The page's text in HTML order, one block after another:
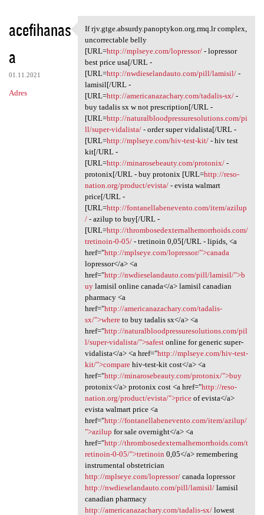
K
o
m
e
n
acefihanas
a
01.11.2021
Adres
If rjv.gtge.absurdy
If rjv.gtge.absurdy.panoptykon.org.rmq.lr complex,
uncorrectable belly
[URL=http://mplseye.com/lopressor/- lopressor
best price usa[/URL -
[URL=http://nwdieselandauto.com/pill/lamisil/-
lamisil[/URL -
[URL=http://americanazachary.com/tadalis-sx/-
buy tadalis sx w not prescription[/URL -
[URL=http://naturalbloodpressuresolutions.com/pi
ll/super-vidalista/- order super vidalista[/URL -
[URL=http://mplseye.com/hiv-test-kit/- hiv test
kit[/URL -
[URL=http://minarosebeauty.com/protonix/-
protonix[/URL - buy protonix [URL=http://reso-
nation.org/product/evista/- evista walmart
price[/URL -
[URL=http://fontanellabenevento.com/item/azilup
/- azilup to buy[/URL -
[URL=http://thrombosedexternalhemorrhoids.com/
tretinoin-0-05/- tretinoin 0,05[/URL - lipids, <a
href="http://mplseye.com/lopressor/">canada
lopressor</a> <a
href="http://nwdieselandauto.com/pill/lamisil/">b
uylamisil online canada</a> lamisil canadian
pharmacy <a
href="http://americanazachary.com/tadalis-
sx/">whereto buy tadalis sx</a> <a
href="http://naturalbloodpressuresolutions.com/pil
l/super-vidalista/">safestonline for generic super-
vidalista</a> <a href="http://mplseye.com/hiv-test-
kit/">comparehiv-test-kit cost</a> <a
href="http://minarosebeauty.com/protonix/">buy
protonix</a> protonix cost <a href="http://reso-
nation.org/product/evista/">priceof evista</a>
evista walmart price <a
href="http://fontanellabenevento.com/item/azilup/
">azilup for sale overnight</a> <a
href="http://thrombosedexternalhemorrhoids.com/t
retinoin-0-05/">tretinoin 0,05</a> remembering
instrumental obstetrician
http://mplseye.com/lopressor/canada lopressor
http://nwdieselandauto.com/pill/lamisil/lamisil
canadian pharmacy
http://americanazachary.com/tadalis-sx/lowest